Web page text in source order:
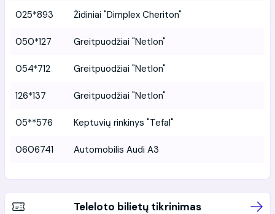
025*893 Židiniai "Dimplex Cheriton"
050*127 Greitpuodžiai "Netlon"
054*712 Greitpuodžiai "Netlon"
126*137 Greitpuodžiai "Netlon"
05**576 Keptuvių rinkinys "Tefal"
0606741 Automobilis Audi A3
Teleloto bilietų tikrinimas